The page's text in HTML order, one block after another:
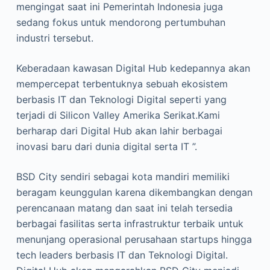
mengingat saat ini Pemerintah Indonesia juga
sedang fokus untuk mendorong pertumbuhan
industri tersebut.
Keberadaan kawasan Digital Hub kedepannya akan
mempercepat terbentuknya sebuah ekosistem
berbasis IT dan Teknologi Digital seperti yang
terjadi di Silicon Valley Amerika Serikat.Kami
berharap dari Digital Hub akan lahir berbagai
inovasi baru dari dunia digital serta IT ”.
BSD City sendiri sebagai kota mandiri memiliki
beragam keunggulan karena dikembangkan dengan
perencanaan matang dan saat ini telah tersedia
berbagai fasilitas serta infrastruktur terbaik untuk
menunjang operasional perusahaan startups hingga
tech leaders berbasis IT dan Teknologi Digital.